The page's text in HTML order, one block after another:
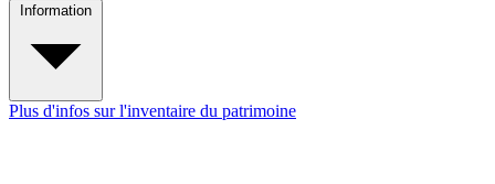
Information
Plus d'infos sur l'inventaire du patrimoine